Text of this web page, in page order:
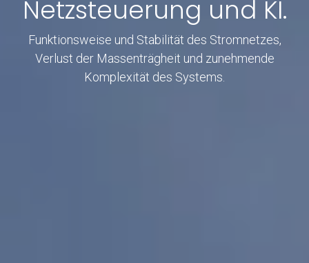
Netzsteuerung und KI.
Funktionsweise und Stabilität des Stromnetzes,
Verlust der Massenträgheit und zunehmende
Komplexität des Systems.